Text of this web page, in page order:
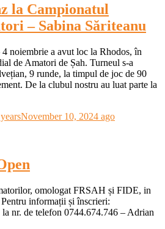
la Campionatul
– Sabina Săriteanu
noiembrie a avut loc la Rhodos, în
de Amatori de Șah. Turneul s-a
9 runde, la timpul de joc de 90
De la clubul nostru au luat parte la
November 10, 2024 ago
omologat FRSAH și FIDE, in
informații și înscrieri:
la nr. de telefon 0744.674.746 – Adrian